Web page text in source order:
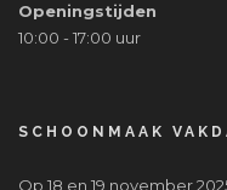
Openingstijden
10:00 - 17:00 uur
SCHOONMAAK
Op 18 en 19 november